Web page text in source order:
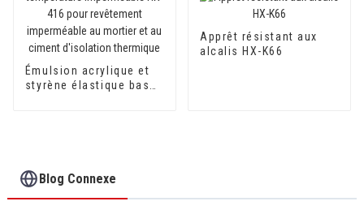
Émulsion acrylique et
styrène élastique basse
thermique
Apprêt résistant aux
alcalis HX-K66
Blog Connexe